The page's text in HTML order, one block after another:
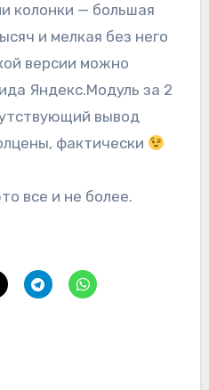
колонки — большая
и мелкая без него
версии можно
Яндекс.Модуль за 2
вывод
фактически
все и не более.